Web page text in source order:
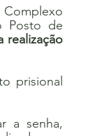
Posto de
realização
prisional
a senha,